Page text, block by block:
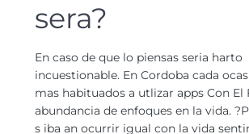
sera?
En caso de que lo piensas seri­a harto
incuestionable. En Cordoba cada
mas habituados a utlizar apps Con El
abundancia de enfoques en la vida.
s iba an ocurrir igual con la vida